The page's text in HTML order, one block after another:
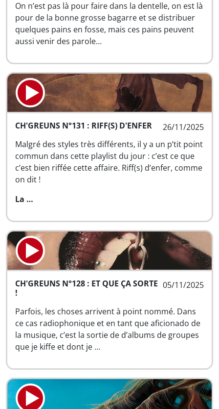
On n’est pas là pour faire dans la dentelle, on est là
pour de la bonne grosse bagarre et se distribuer
quelques pains en fosse, mais ces pains peuvent
aussi venir des parole…
26/11/2025
CH'GREUNS N°131 : RIFF(S) D'ENFER
Malgré des styles très différents, il y a un p’tit point
commun dans cette playlist du jour : c’est ce que
c’est bien riffée cette affaire. Riff(s) d’enfer, comme
on dit !
La …
05/11/2025
CH'GREUNS N°128 : ET QUE ÇA SORTE
!
Parfois, les choses arrivent à point nommé. Dans
ce cas radiophonique et en tant que aficionado de
la musique, c’est la sortie de d’albums de groupes
que je kiffe et dont je …